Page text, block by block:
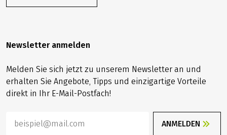
Newsletter anmelden
Melden Sie sich jetzt zu unserem Newsletter an und
erhalten Sie Angebote, Tipps und einzigartige Vorteile
direkt in Ihr E-Mail-Postfach!
ANMELDEN